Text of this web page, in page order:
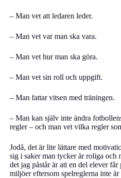
– Man vet att ledaren leder.
– Man vet var man ska vara.
– Man vet hur man ska göra.
– Man vet sin roll och uppgift.
– Man fattar vitsen med träningen.
– Man kan själv inte ändra
regler – och man vet vilka regler
Jodå, det är lite lättare med
sig i saker man tycker är roliga och
det jag påstår är att en del elever
miljöer eftersom spelreglerna inte